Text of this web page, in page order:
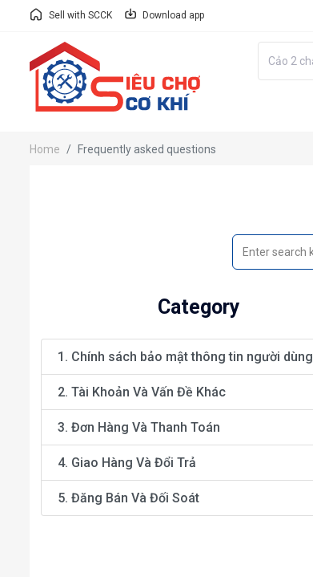
Sell with SCCK Download app
Home Frequently asked questions
Category
1. Chính sách bảo mật thông tin người dùng
2. Tài Khoản Và Vấn Đề Khác
3. Đơn Hàng Và Thanh Toán
4. Giao Hàng Và Đổi Trả
5. Đăng Bán Và Đối Soát